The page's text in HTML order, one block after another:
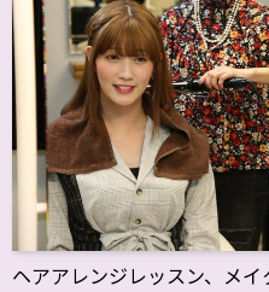
ヘアアレンジレッスン、メ